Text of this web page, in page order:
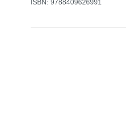
ISBN: 9788409626991